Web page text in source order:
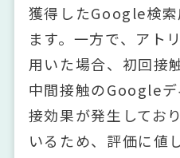
獲得したGoogle検
ます。一方で、アト
用いた場合、初回接
中間接触のGoogle
接効果が発生してお
いるため、評価に値